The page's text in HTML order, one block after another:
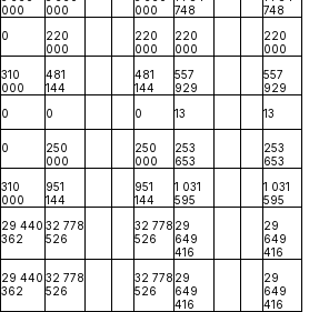
000
000
000
748
748
0
220
000
220
000
220
000
220
000
310
000
481
144
481
144
557
929
557
929
0 0 0 13 13
0
250
000
250
000
253
653
253
653
310
000
951
144
951
144
1 031
595
1 031
595
29 440
362
32 778
526
32 778
526
29
649
416
29
649
416
29 440
362
32 778
526
32 778
526
29
649
416
29
649
416